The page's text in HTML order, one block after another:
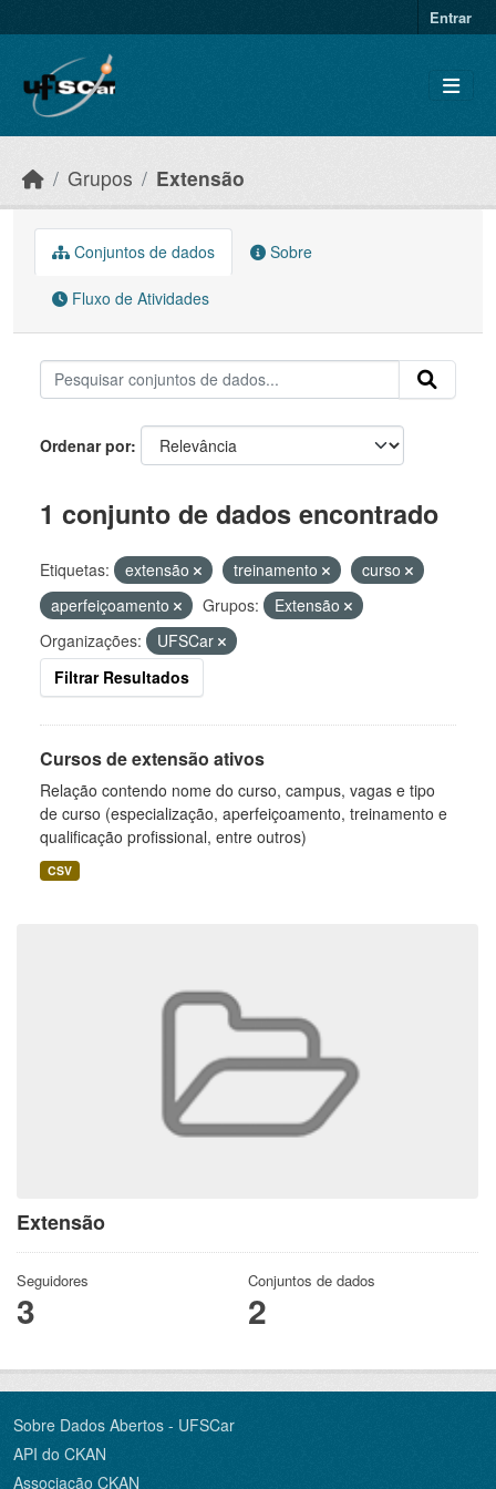
Entrar
Grupos Extensão
Extensão
Seguidores
3
Conjuntos de dados
2
Conjuntos de dados Sobre
Fluxo de Atividades
Ordenar por
1 conjunto de dados encontrado
Etiquetas: extensão treinamento
curso
aperfeiçoamento
Grupos:
Extensão
Organizações:
UFSCar
Filtrar Resultados
Cursos de extensão ativos
Relação contendo nome do curso, campus, vagas e tipo
de curso (especialização, aperfeiçoamento, treinamento e
qualificação profissional, entre outros)
CSV
Sobre Dados Abertos - UFSCar
API do CKAN
Associação CKAN